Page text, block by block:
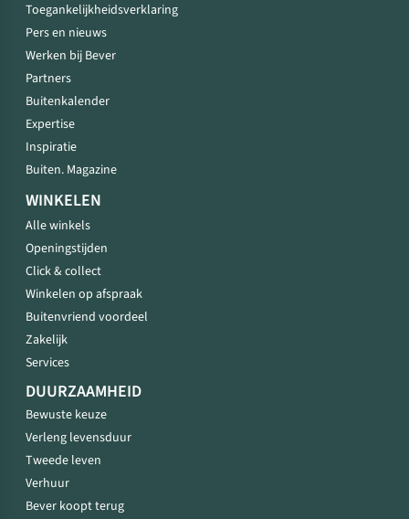
Toegankelijkheidsverklaring
Pers en nieuws
Werken bij Bever
Partners
Buitenkalender
Expertise
Inspiratie
Buiten. Magazine
WINKELEN
Alle winkels
Openingstijden
Click & collect
Winkelen op afspraak
Buitenvriend voordeel
Zakelijk
Services
DUURZAAMHEID
Bewuste keuze
Verleng levensduur
Tweede leven
Verhuur
Bever koopt terug